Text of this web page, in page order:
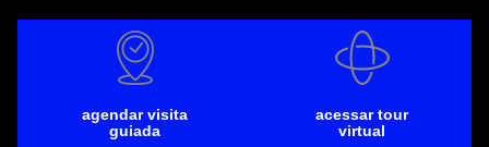
agendar visita
guiada
acessar tour
virtual